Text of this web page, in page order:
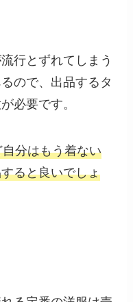
行とずれてしまう
ので、出品するタ
必要です。
分はもう着ない
ると良いでしょ